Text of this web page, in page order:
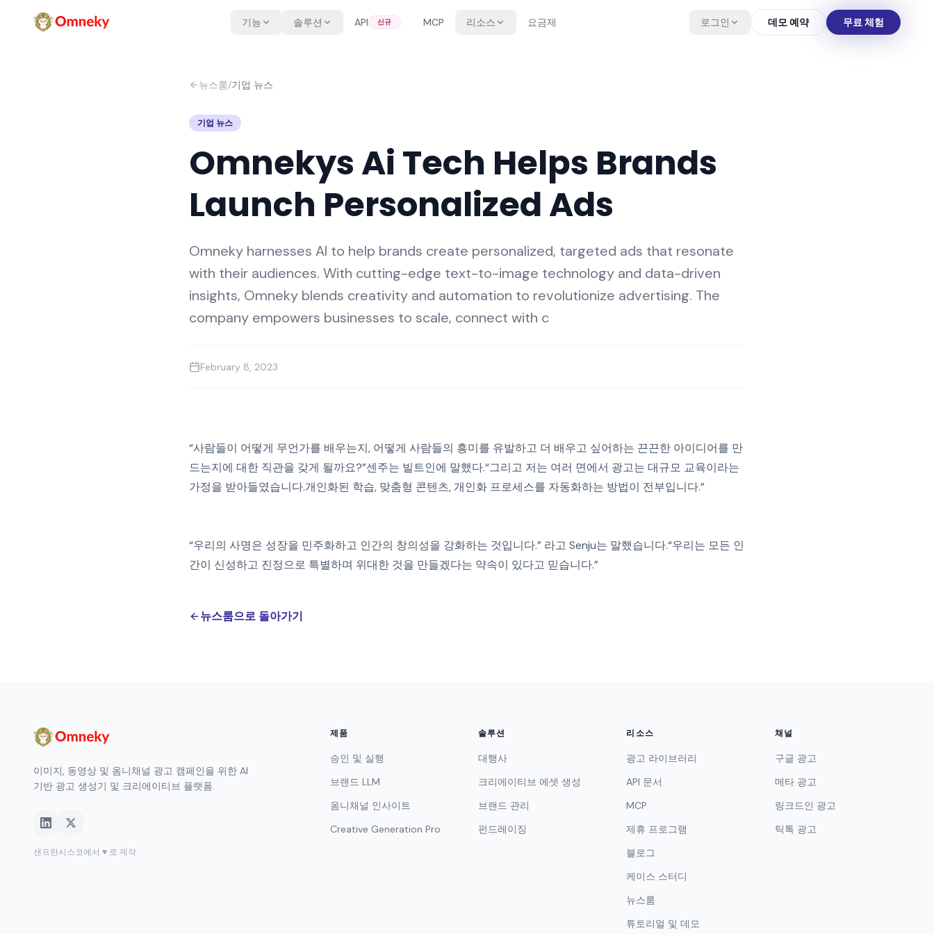
기능 솔루션 API 신규 MCP 리소스 요금제 로그인 데모 예약 무료 체험
뉴스룸/기업 뉴스
기업 뉴스
Omnekys Ai Tech Helps Brands
Launch Personalized Ads
Omneky harnesses AI to help brands create personalized, targeted ads that resonate
with their audiences. With cutting-edge text-to-image technology and data-driven
insights, Omneky blends creativity and automation to revolutionize advertising. The
company empowers businesses to scale, connect with c
February 8, 2023
“사람들이 어떻게 무언가를 배우는지, 어떻게 사람들의 흥미를 유발하고 더 배우고 싶어하는 끈끈한 아이디어를 만
드는지에 대한 직관을 갖게 될까요?”센주는 빌트인에 말했다.“그리고 저는 여러 면에서 광고는 대규모 교육이라는
가정을 받아들였습니다.개인화된 학습, 맞춤형 콘텐츠, 개인화 프로세스를 자동화하는 방법이 전부입니다.”
“우리의 사명은 성장을 민주화하고 인간의 창의성을 강화하는 것입니다.” 라고 Senju는 말했습니다.“우리는 모든 인
간이 신성하고 진정으로 특별하며 위대한 것을 만들겠다는 약속이 있다고 믿습니다.”
뉴스룸으로 돌아가기
이미지, 동영상 및 옴니채널 광고 캠페인을 위한 AI
기반 광고 생성기 및 크리에이티브 플랫폼.
샌프란시스코에서 ♥ 로 제작
제품
승인 및 실행
브랜드 LLM
옴니채널 인사이트
Creative Generation Pro
솔루션
대행사
크리에이티브 에셋 생성
브랜드 관리
펀드레이징
리소스
광고 라이브러리
API 문서
MCP
제휴 프로그램
블로그
케이스 스터디
뉴스룸
튜토리얼 및 데모
채널
구글 광고
메타 광고
링크드인 광고
틱톡 광고